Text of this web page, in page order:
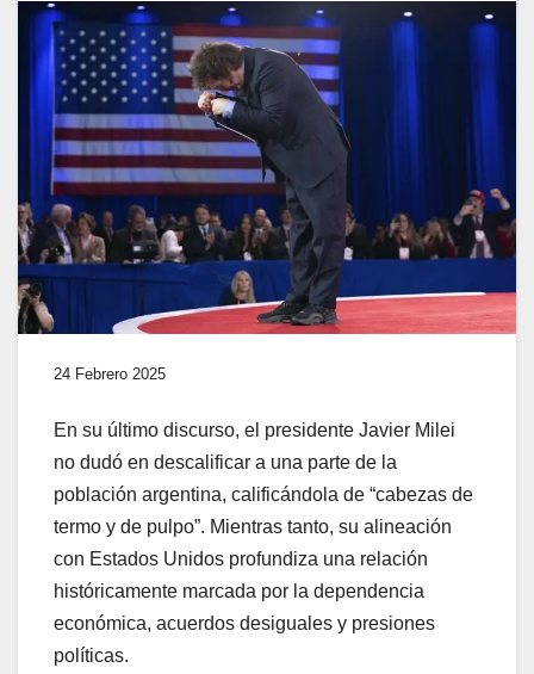
24 Febrero 2025
En su último discurso, el presidente Javier Milei
no dudó en descalificar a una parte de la
población argentina, calificándola de “cabezas de
termo y de pulpo”. Mientras tanto, su alineación
con Estados Unidos profundiza una relación
históricamente marcada por la dependencia
económica, acuerdos desiguales y presiones
políticas.